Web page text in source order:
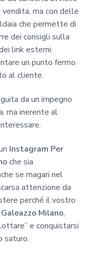
ma con delle
che permette di
dei consigli sulla
link esterni.
un punto fermo
al cliente.
da un impegno
ma inerente al
Instagram Per
che sia
se magari nel
attenzione da
perché il vostro
Milano,
e conquistarsi
saturo.